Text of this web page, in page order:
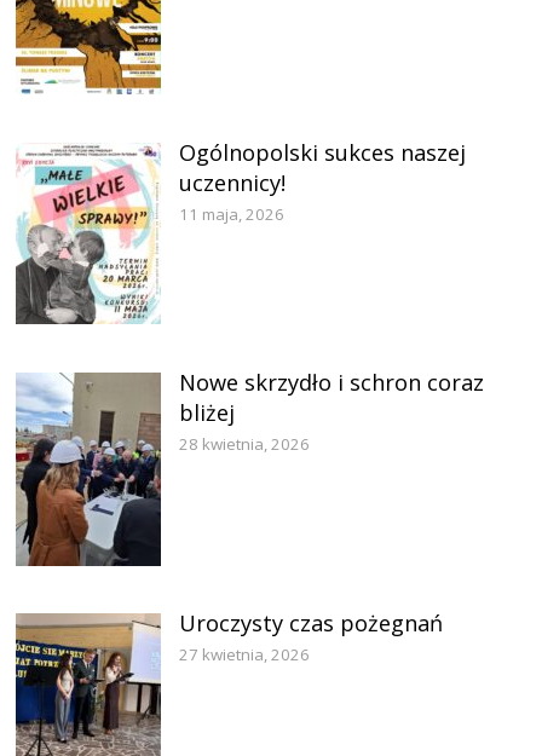
Ogólnopolski sukces naszej
uczennicy!
11 maja, 2026
Nowe skrzydło i schron coraz
bliżej
28 kwietnia, 2026
Uroczysty czas pożegnań
27 kwietnia, 2026